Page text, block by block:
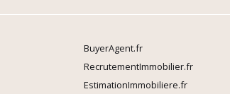
BuyerAgent.fr
RecrutementImmobilier.fr
EstimationImmobiliere.fr